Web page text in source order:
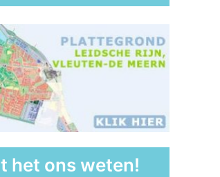
het ons weten!